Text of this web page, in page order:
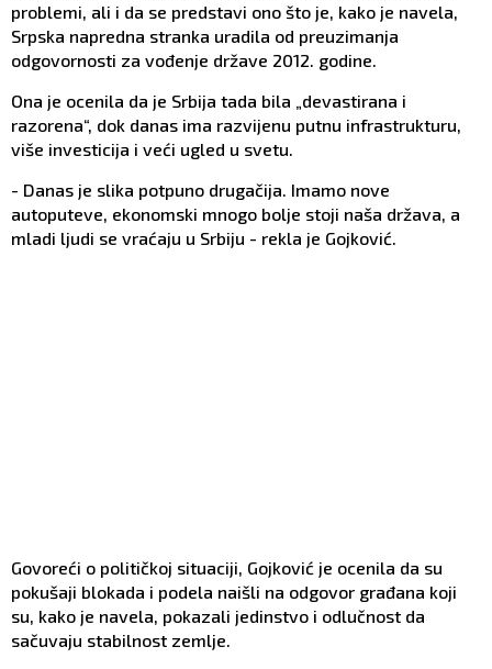
problemi, ali i da se predstavi ono što je, kako je navela,
Srpska napredna stranka uradila od preuzimanja
odgovornosti za vođenje države 2012. godine.
Ona je ocenila da je Srbija tada bila „devastirana i
razorena“, dok danas ima razvijenu putnu infrastrukturu,
više investicija i veći ugled u svetu.
- Danas je slika potpuno drugačija. Imamo nove
autoputeve, ekonomski mnogo bolje stoji naša država, a
mladi ljudi se vraćaju u Srbiju - rekla je Gojković.
Govoreći o političkoj situaciji, Gojković je ocenila da su
pokušaji blokada i podela naišli na odgovor građana koji
su, kako je navela, pokazali jedinstvo i odlučnost da
sačuvaju stabilnost zemlje.